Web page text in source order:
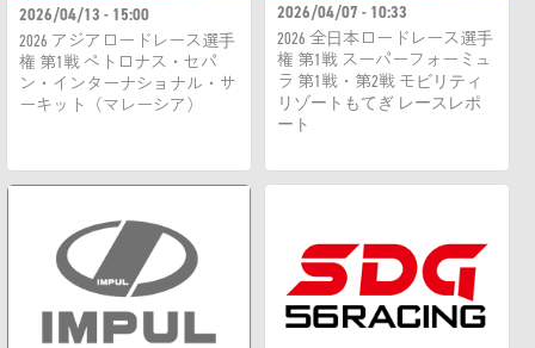
2026/04/13 - 15:00
2026 アジアロードレース選手
権 第1戦 ペトロナス・セパ
ン・インターナショナル・サ
ーキット（マレーシア）
2026/04/07 - 10:33
2026 全日本ロードレース選手
権 第1戦 スーパーフォーミュ
ラ 第1戦・第2戦 モビリティ
リゾートもてぎ レースレポ
ート